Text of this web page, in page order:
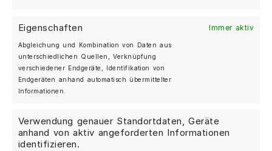
Eigenschaften Immer aktiv
Abgleichung und Kombination von Daten aus
unterschiedlichen Quellen, Verknüpfung
verschiedener Endgeräte, Identifikation von
Endgeräten anhand automatisch übermittelter
Informationen.
Verwendung genauer Standortdaten, Geräte
anhand von aktiv angeforderten Informationen
identifizieren.